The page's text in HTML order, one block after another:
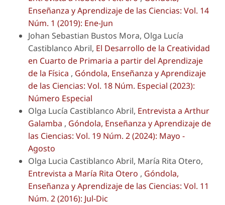
Enseñanza y Aprendizaje de las Ciencias: Vol. 14
Núm. 1 (2019): Ene-Jun
Johan Sebastian Bustos Mora, Olga Lucía
Castiblanco Abril, El Desarrollo de la Creatividad
en Cuarto de Primaria a partir del Aprendizaje
de la Física , Góndola, Enseñanza y Aprendizaje
de las Ciencias: Vol. 18 Núm. Especial (2023):
Número Especial
Olga Lucía Castiblanco Abril, Entrevista a Arthur
Galamba , Góndola, Enseñanza y Aprendizaje de
las Ciencias: Vol. 19 Núm. 2 (2024): Mayo -
Agosto
Olga Lucia Castiblanco Abril, María Rita Otero,
Entrevista a María Rita Otero , Góndola,
Enseñanza y Aprendizaje de las Ciencias: Vol. 11
Núm. 2 (2016): Jul-Dic